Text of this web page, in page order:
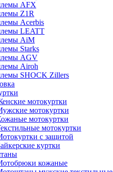
AFX
Z1R
Acerbis
LEATT
AiM
Starks
AGV
Airoh
SHOCK Zillers
мотокуртки
мотокуртки
мотокуртки
мотокуртки
с защитой
куртки
кожаные